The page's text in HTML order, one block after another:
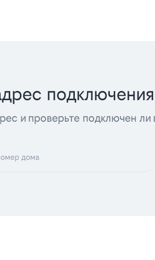
подключения
и проверьте подключен